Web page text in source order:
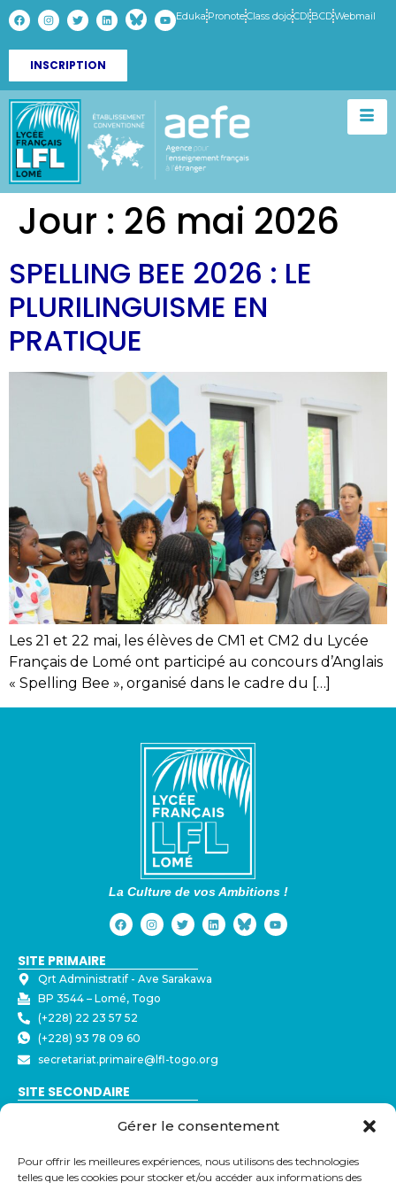
Gérer le consentement
Pour offrir les meilleures expériences, nous utilisons des technologies
telles que les cookies pour stocker et/ou accéder aux informations des
Eduka PronoteClass dojoCDI BCDWebmail
INSCRIPTION
Jour : 26 mai 2026
SPELLING BEE 2026 : LE
PLURILINGUISME EN
PRATIQUE
Les 21 et 22 mai, les élèves de CM1 et CM2 du Lycée
Français de Lomé ont participé au concours d’Anglais
« Spelling Bee », organisé dans le cadre du […]
La Culture de vos Ambitions !
SITE PRIMAIRE
Qrt Administratif - ⁠Ave Sarakawa
BP 3544 – Lomé, Togo
(+228) 22 23 57 52
(+228) 93 78 09 60
secretariat.primaire@lfl-togo.org
SITE SECONDAIRE
BP 3544 – Lomé, Togo
(+228) 79 32 72 43